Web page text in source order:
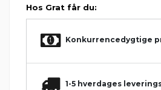
Hos Grat får du:
Konkurrencedygtige
1-5 hverdages